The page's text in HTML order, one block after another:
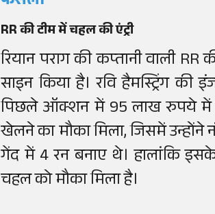
RR की टीम में चहल की एंट्री
रियान पराग की कप्तानी वाली
साइन किया है। रवि हैमस्ट्रिंग
पिछले ऑक्शन में 95 लाख रुपये में
खेलने का मौका मिला, जिसमें
गेंद में 4 रन बनाए थे। हालांकि
चहल को मौका मिला है।